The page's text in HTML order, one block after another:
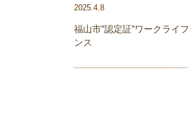
2025.4.8
福山市”認定証”ワークライ
ンス